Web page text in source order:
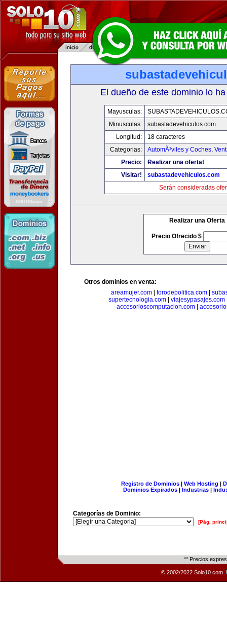
El dueño de este dominio lo
Mayusculas:
Minusculas:
subastadevehiculos.com
Longitud:
18 caracteres
Categorias:
AutomÃ³viles y Coches,
Precio:
Realizar una oferta!
Visitar!
subastadevehiculos.com
Serán consideradas
Realizar una Oferta
Precio Ofrecido $
Otros dominios en venta:
areamujer.com
forodepolitica.com
supertecnologia.com| viajesypasajes.com
accesorioscomputacion.com
Registro de Dominios| Web Hosting |
Dominios Expirados | Industrias |
Categorías de Dominio:
[Pág.
** Precios
© 2002/2022 Solo10.com